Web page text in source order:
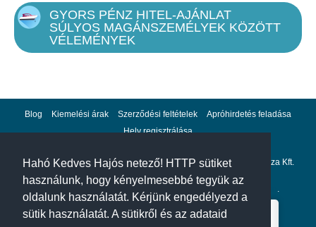
Hahó Kedves Hajós netező! HTTP sütiket
használunk, hogy kényelmesebbé tegyük az
oldalunk használatát. Kérjünk engedélyezd a
sütik használatát. A sütikről és az adataid
GYORS PÉNZ HITEL-AJÁNLAT
SÚLYOS MAGÁNSZEMÉLYEK KÖZÖTT
VÉLEMÉNYEK
Blog Kiemelési árak Szerződési feltételek
Apróhirdetés feladása
Hely regisztrálása
Adatvédelem Impresszum A hahohajo.hu kiadója a GlobalPlaza Kft.
A hahohajo.hu online bankkártyás fizetési partnere az .